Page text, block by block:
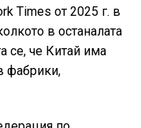
Times от 2025 г. в
в останалата
се, че Китай има
фабрики,